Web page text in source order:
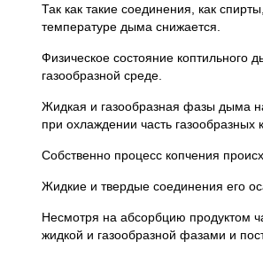
Так как такие соединения, как
температуре дыма снижается.
Физическое состояние
газообразной среде.
Жидкая и газообразная фазы дыма
при охлаждении часть газообразных
Собственно процесс копчения
Жидкие и твердые соединения его
Несмотря на абсорбцию продуктом
жидкой и газообразной фазами и